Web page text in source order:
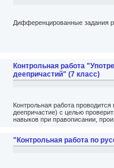
Дифференцированные задания
Контрольная работа
деепричастий" (7 класс)
Контрольная работа
деепричастие) с целью
навыков при правописании,
"Контрольная работа по